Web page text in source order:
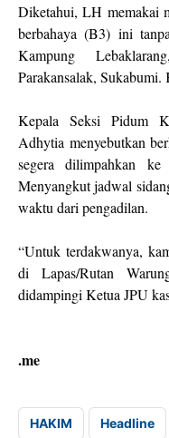
Diketahui, LH memakai
berbahaya (B3) ini
Kampung
Parakansalak,
Kepala Seksi Pidum
Adhytia menyebutkan
segera dilimpahkan
Menyangkut jadwal
waktu dari pengadilan.
“Untuk terdakwanya,
di Lapas/Rutan
didampingi Ketua JPU
.me
HAKIM Headline